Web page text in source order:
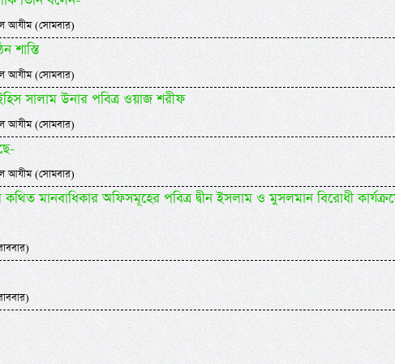
আযীম (সোমবার)
শাস্তি
আযীম (সোমবার)
সালাম উনার পবিত্র ওয়াজ শরীফ
আযীম (সোমবার)
আযীম (সোমবার)
মানবাধিকার অফিসমূহের পবিত্র দ্বীন ইসলাম ও মুসলমান বিরোধী